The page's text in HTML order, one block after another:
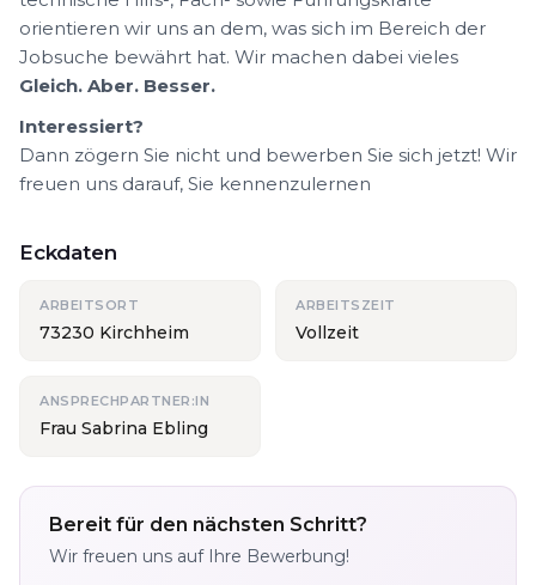
orientieren wir uns an dem, was sich im Bereich der
Jobsuche bewährt hat. Wir machen dabei vieles
Gleich. Aber. Besser.
Interessiert?
Dann zögern Sie nicht und bewerben Sie sich jetzt! Wir
freuen uns darauf, Sie kennenzulernen
Eckdaten
ARBEITSORT
73230 Kirchheim
ARBEITSZEIT
Vollzeit
ANSPRECHPARTNER:IN
Frau Sabrina Ebling
Bereit für den nächsten Schritt?
Wir freuen uns auf Ihre Bewerbung!